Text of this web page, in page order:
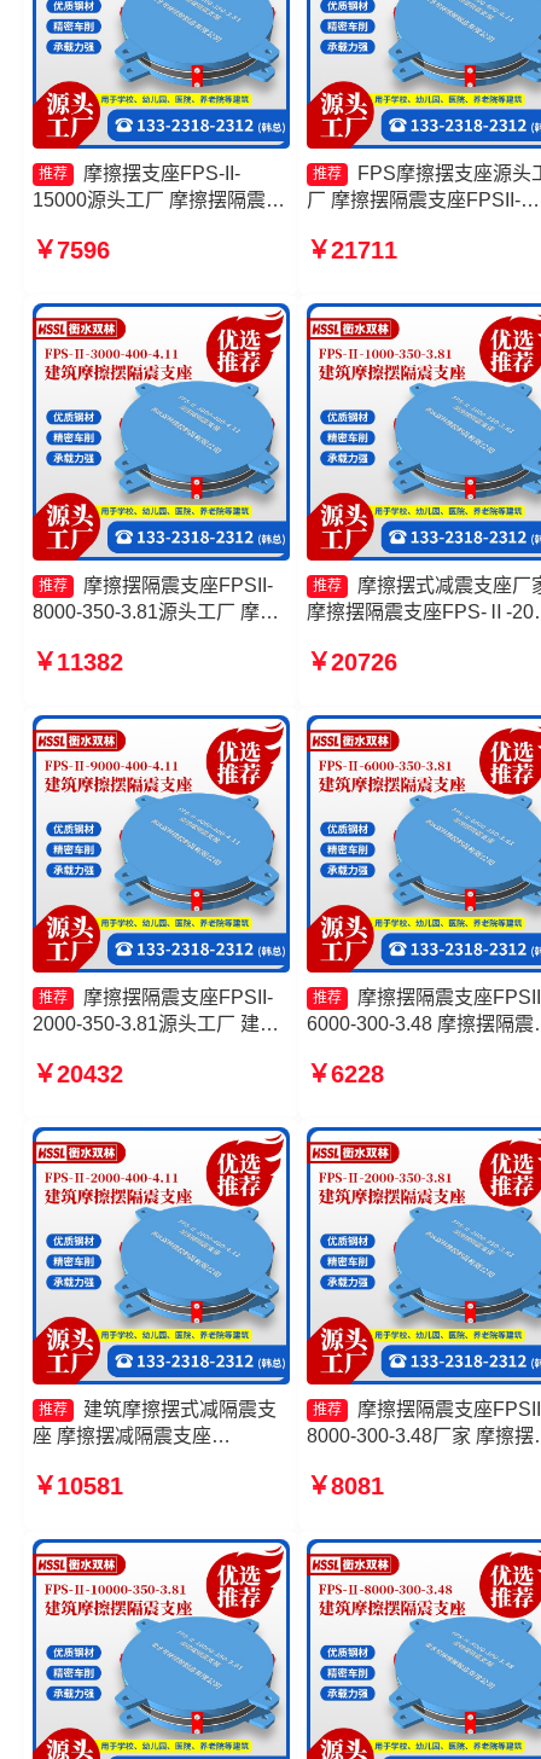
推荐
摩擦摆支座FPS-II-
15000源头工厂 摩擦摆隔震支
摆隔振支座 摩擦摆隔震支座
￥7596
推荐
FPS摩擦摆支座源头
厂 摩擦摆隔震支座FPSII-
支座源头工厂 建筑减隔震
￥21711
推荐
摩擦摆隔震支座FPSII-
8000-350-3.81源头工厂 摩擦
3.48源头工厂 建筑摩擦摆式减
FPSII-10000-350-3.81厂家
￥11382
推荐
摩擦摆式减震支座厂
摩擦摆隔震支座FPS-Ⅱ-
震球形支座 摩擦摆支座定
￥20726
推荐
摩擦摆隔震支座FPSII-
2000-350-3.81源头工厂 建筑
擦摆隔震支座FPSII-10000-
￥20432
推荐
摩擦摆隔震支座
6000-300-3.48 摩擦摆隔震
厂家 摩擦摆隔振支座源头
400-4.11
￥6228
推荐
建筑摩擦摆式减隔震支
座 摩擦摆减隔震支座
摩擦摆建筑隔震支座生产厂家
￥10581
推荐
摩擦摆隔震支座
8000-300-3.48厂家 摩擦摆
震支座生产厂家一套生产
300-3.48
￥8081